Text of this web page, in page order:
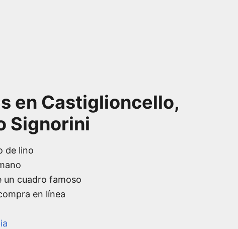
en Castiglioncello,
Signorini
de lino
un cuadro famoso
en línea